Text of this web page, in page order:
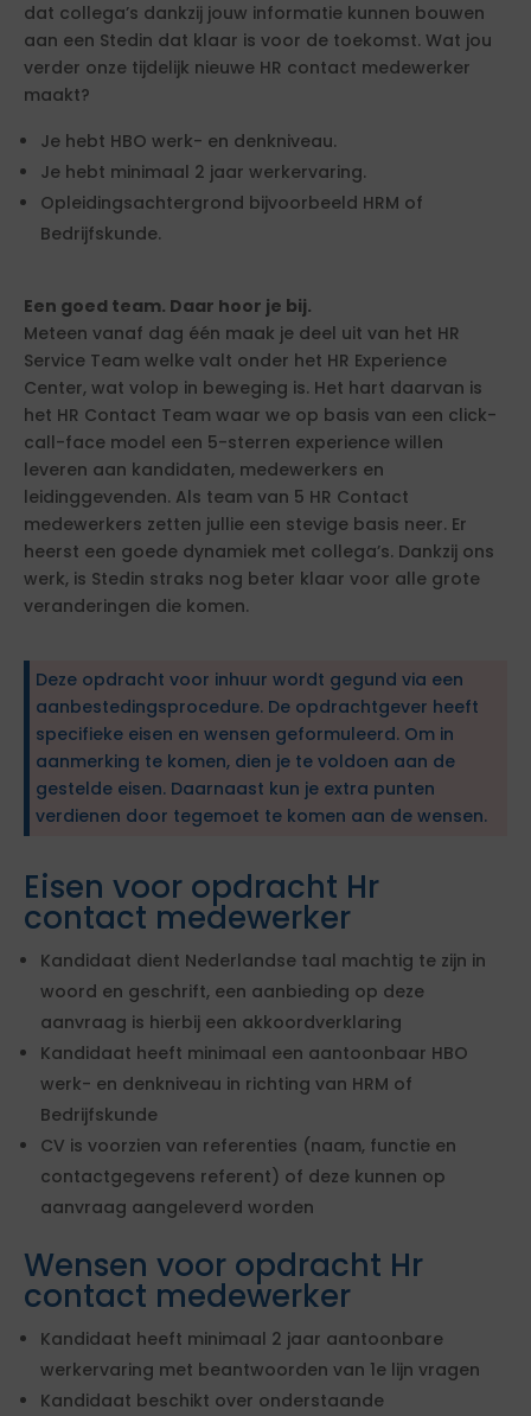
dat collega’s dankzij jouw informatie kunnen bouwen
aan een Stedin dat klaar is voor de toekomst. Wat jou
verder onze tijdelijk nieuwe HR contact medewerker
maakt?
Je hebt HBO werk- en denkniveau.
Je hebt minimaal 2 jaar werkervaring.
Opleidingsachtergrond bijvoorbeeld HRM of
Bedrijfskunde.
Een goed team. Daar hoor je bij.
Meteen vanaf dag één maak je deel uit van het HR
Service Team welke valt onder het HR Experience
Center, wat volop in beweging is. Het hart daarvan is
het HR Contact Team waar we op basis van een click-
call-face model een 5-sterren experience willen
leveren aan kandidaten, medewerkers en
leidinggevenden. Als team van 5 HR Contact
medewerkers zetten jullie een stevige basis neer. Er
heerst een goede dynamiek met collega’s. Dankzij ons
werk, is Stedin straks nog beter klaar voor alle grote
veranderingen die komen.
Deze opdracht voor inhuur wordt gegund via een
aanbestedingsprocedure. De opdrachtgever heeft
specifieke eisen en wensen geformuleerd. Om in
aanmerking te komen, dien je te voldoen aan de
gestelde eisen. Daarnaast kun je extra punten
verdienen door tegemoet te komen aan de wensen.
Eisen voor opdracht Hr
contact medewerker
Kandidaat dient Nederlandse taal machtig te zijn in
woord en geschrift, een aanbieding op deze
aanvraag is hierbij een akkoordverklaring
Kandidaat heeft minimaal een aantoonbaar HBO
werk- en denkniveau in richting van HRM of
Bedrijfskunde
CV is voorzien van referenties (naam, functie en
contactgegevens referent) of deze kunnen op
aanvraag aangeleverd worden
Wensen voor opdracht Hr
contact medewerker
Kandidaat heeft minimaal 2 jaar aantoonbare
werkervaring met beantwoorden van 1e lijn vragen
Kandidaat beschikt over onderstaande